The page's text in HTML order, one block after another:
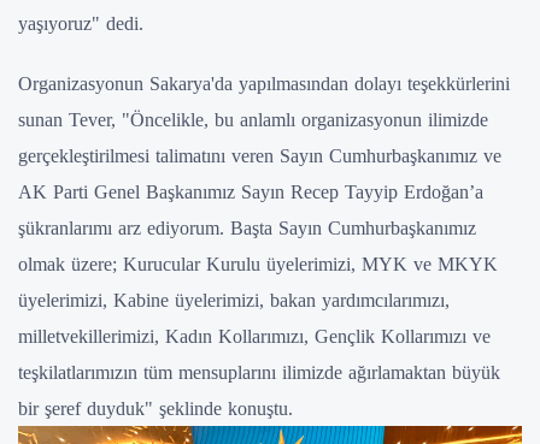
yaşıyoruz" dedi.
Organizasyonun Sakarya'da yapılmasından dolayı teşekkürlerini
sunan Tever, "Öncelikle, bu anlamlı organizasyonun ilimizde
gerçekleştirilmesi talimatını veren Sayın Cumhurbaşkanımız ve
AK Parti Genel Başkanımız Sayın Recep Tayyip Erdoğan’a
şükranlarımı arz ediyorum. Başta Sayın Cumhurbaşkanımız
olmak üzere; Kurucular Kurulu üyelerimizi, MYK ve MKYK
üyelerimizi, Kabine üyelerimizi, bakan yardımcılarımızı,
milletvekillerimizi, Kadın Kollarımızı, Gençlik Kollarımızı ve
teşkilatlarımızın tüm mensuplarını ilimizde ağırlamaktan büyük
bir şeref duyduk" şeklinde konuştu.